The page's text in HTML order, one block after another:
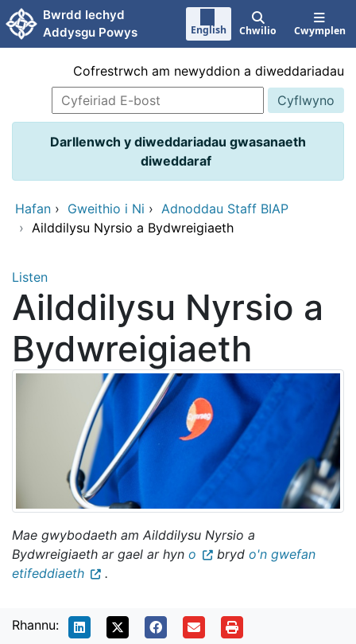
Neidio i'r prif gynnwy
Bwrdd Iechyd
Addysgu Powys
English Chwilio Cwymplen
Cofrestrwch am newyddion a diweddariadau
Darllenwch y diweddariadau gwasanaeth
diweddaraf
Hafan › Gweithio i Ni › Adnoddau Staff BIAP
› Ailddilysu Nyrsio a Bydwreigiaeth
Listen
Ailddilysu Nyrsio a
Bydwreigiaeth
Mae gwybodaeth am Ailddilysu Nyrsio a
Bydwreigiaeth ar gael ar hyn o bryd o'n gwefan
etifeddiaeth
.
Rhannu: